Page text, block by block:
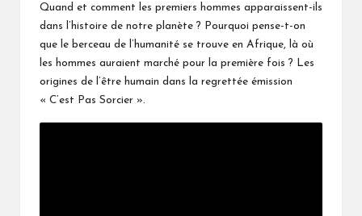
Quand et comment les premiers hommes apparaissent-ils
dans l’histoire de notre planète ? Pourquoi pense-t-on
que le berceau de l’humanité se trouve en Afrique, là où
les hommes auraient marché pour la première fois ? Les
origines de l’être humain dans la regrettée émission
« C’est Pas Sorcier ».